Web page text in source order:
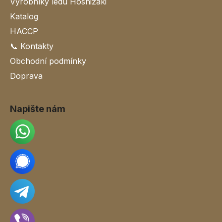
Katalog
HACCP
📞 Kontakty
Obchodní podmínky
Doprava
Napište nám